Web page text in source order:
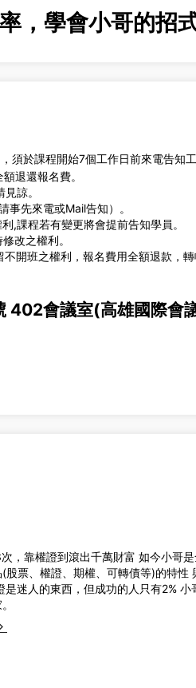
，學會小哥的招
須於課程開始7個工作日前來電告知工
退還報名費。
諒。
先來電或Mail告知）。
,課程若有變更將會提前告知學員。
改之權利。
開班之權利，報名費用全額退款，轉
402會議室(高雄國際會
，靠權證到滾出千萬財富 如今小哥
股票、權證、期權、可轉債等)的特性
是迷人的東西，但成功的人只有2%